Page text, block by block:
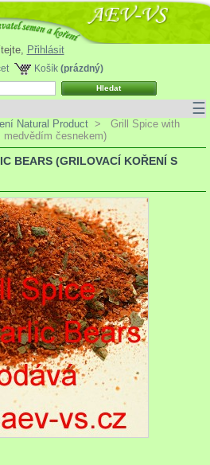
Přihlásit
Košík (prázdný)
☰
Natural Product >
Grill Spice with
česnekem)
BEARS (GRILOVACÍ KOŘENÍ S